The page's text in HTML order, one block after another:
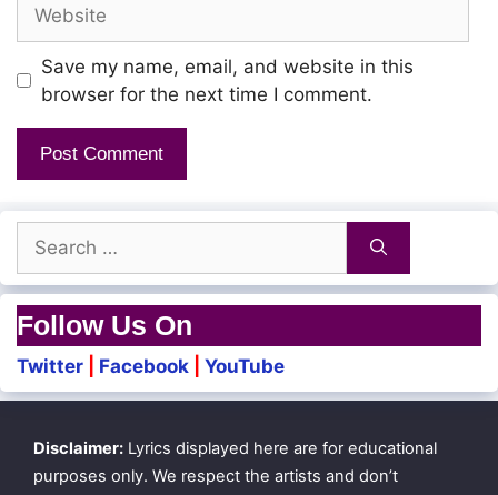
Save my name, email, and website in this
browser for the next time I comment.
for:
Follow Us On
Twitter Facebook YouTube
Disclaimer: Lyrics displayed here are for educational
purposes only. We respect the artists and don’t